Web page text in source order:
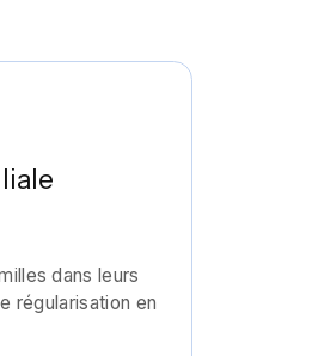
dans leurs
régularisation en